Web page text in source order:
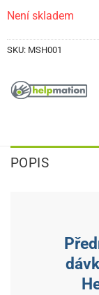
Není skladem
SKU: MSH001
POPIS